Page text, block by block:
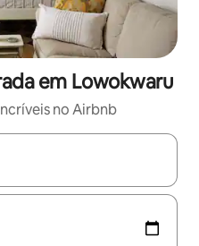
em Lowokwaru
no Airbnb
disponíveis, explore-os